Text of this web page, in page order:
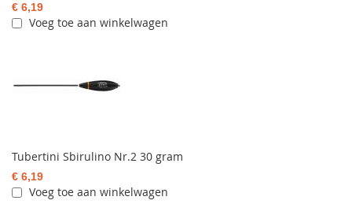
€ 6,19
Voeg toe aan winkelwagen
Tubertini Sbirulino Nr.2 30 gram
€ 6,19
Voeg toe aan winkelwagen